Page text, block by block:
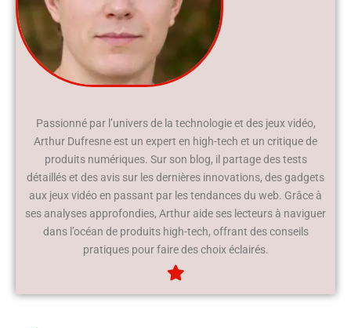
Passionné par l’univers de la technologie et des jeux vidéo,
Arthur Dufresne est un expert en high-tech et un critique de
produits numériques. Sur son blog, il partage des tests
détaillés et des avis sur les dernières innovations, des gadgets
aux jeux vidéo en passant par les tendances du web. Grâce à
ses analyses approfondies, Arthur aide ses lecteurs à naviguer
dans l’océan de produits high-tech, offrant des conseils
pratiques pour faire des choix éclairés.